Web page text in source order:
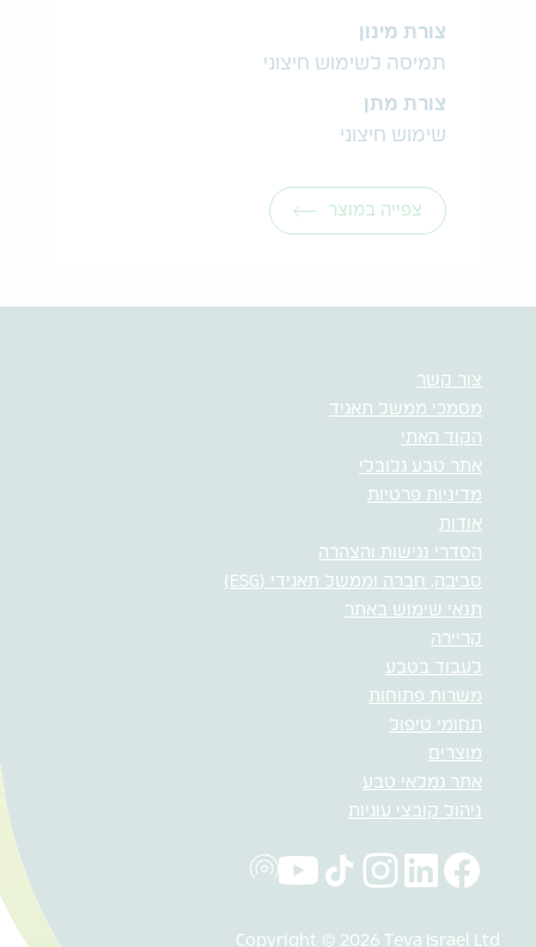
צורת מינון
תמיסה לשימוש חיצוני
צורת מתן
שימוש חיצוני
צפייה במוצר
צור קשר
מסמכי ממשל תאגיד
הקוד האתי
אתר טבע גלובלי
מדיניות פרטיות
אודות
הסדרי נגישות והצהרה
סביבה, חברה וממשל תאגידי (ESG)
תנאי שימוש באתר
קריירה
לעבוד בטבע
משרות פתוחות
תחומי טיפול
מוצרים
אתר גמלאי טבע
ניהול קובצי עוגיות
Copyright © 2026 Teva Israel Ltd